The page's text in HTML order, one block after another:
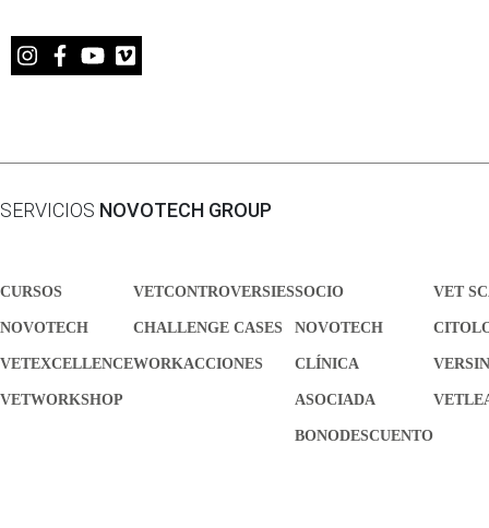
SERVICIOS NOVOTECH GROUP
CURSOS
NOVOTECH
VETEXCELLENCE
VETWORKSHOP
VETCONTROVERSIES
CHALLENGE CASES
WORKACCIONES
SOCIO
NOVOTECH
CLÍNICA
ASOCIADA
BONODESCUENTO
VET